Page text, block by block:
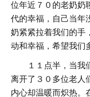
位年近７０的老奶奶
代的幸福，自己当年
奶紧紧拉着我们的手
动和幸福，希望我们
１１点半，当我们
离开了３０多位老人
内心却温暖而炽热。